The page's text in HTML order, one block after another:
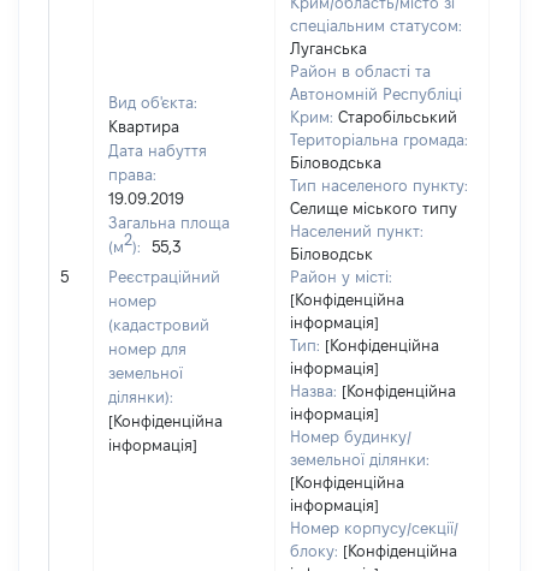
5
Вид об'єкта:
Квартира
Дата набуття
права:
19.09.2019
Загальна площа
(м2):
55,3
Реєстраційний
номер
(кадастровий
номер для
земельної
ділянки):
[Конфіденційна
інформація]
спеціальним статусом:
Луганська
Район в області та
Автономній Республіці
Крим: Старобільський
Територіальна громада:
Біловодська
Тип населеного пункту:
Селище міського типу
Населений пункт:
Біловодськ
Район у місті:
[Конфіденційна
інформація]
Тип: [Конфіденційна
інформація]
Назва: [Конфіденційна
інформація]
Номер будинку/
земельної ділянки:
[Конфіденційна
інформація]
Номер корпусу/секції/
блоку: [Конфіденційна